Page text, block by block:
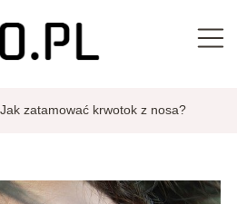
Jak zatamować krwotok z nosa?